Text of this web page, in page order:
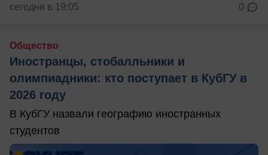
сегодня в 19:05 0
Общество
Иностранцы, стобалльники и
олимпиадники: кто поступает в КубГУ в
2026 году
В КубГУ назвали географию иностранных
студентов